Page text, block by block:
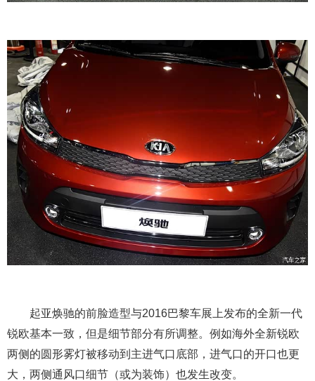
起亚焕驰的前脸造型与2016巴黎车展上发布的全新一代
锐欧基本一致，但是细节部分有所调整。例如海外全新锐欧
两侧的圆形雾灯被移动到主进气口底部，进气口的开口也更
大，两侧通风口细节（或为装饰）也发生改变。